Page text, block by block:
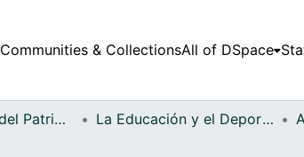
Communities & CollectionsAll of DSpace
Fondo Archivo del Patrimonio Fotográfico y Fílmico del Valle del Cauca La Educación y el Deporte